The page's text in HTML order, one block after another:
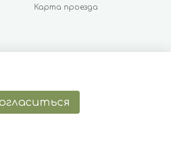
Карта проезда